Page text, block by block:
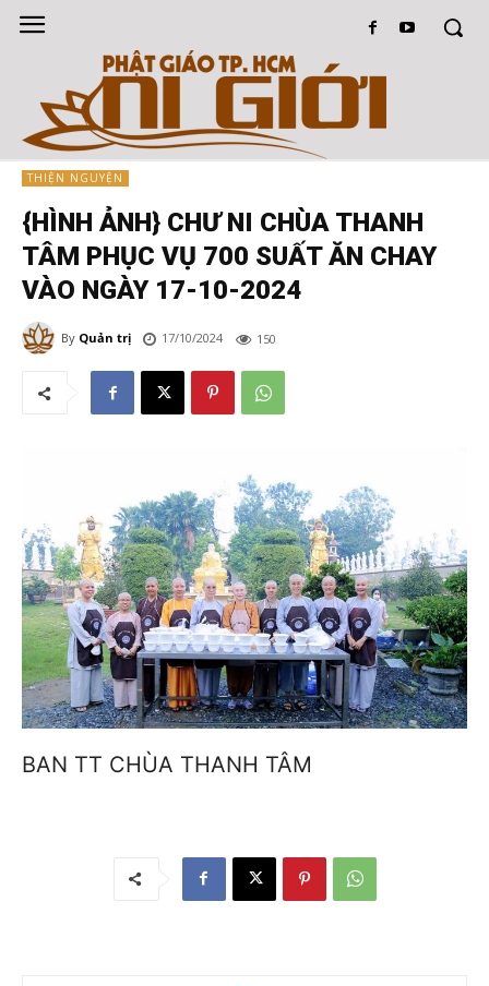
THIỆN NGUYỆN
{HÌNH ẢNH} CHƯ NI CHÙA THANH
TÂM PHỤC VỤ 700 SUẤT ĂN CHAY
VÀO NGÀY 17-10-2024
By Quản trị 17/10/2024 150
BAN TT CHÙA THANH TÂM